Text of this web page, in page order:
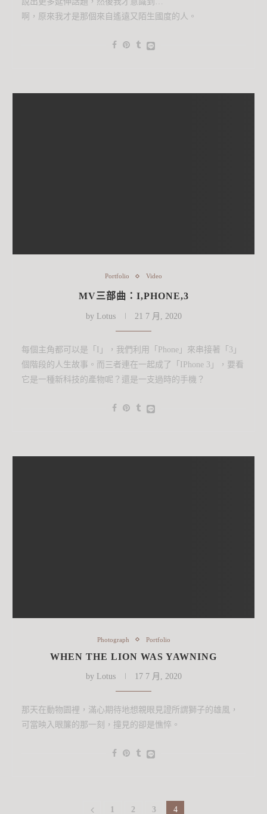
啊，原來我才是那個來自遙遠又陌生國度的人。
Portfolio Video
MV三部曲：I,PHONE,3
by Lotus 21 7 月, 2020
每個主角都可以是「I」，我們利用「Phone」來串接著「3」
個階段的人生故事。而三者連在一起成了「IPhone 3」，要看
它是一種新科技的產物呢？還是一支過時的手機？
Photograph Portfolio
WHEN THE LION WAS YAWNING
by Lotus 17 7 月, 2020
那天在動物園裡，滿心期待地想親眼見證所謂獅子的雄風，
可當映入眼簾的那一刻，撞見的卻是憔悴。
1 2 3 4